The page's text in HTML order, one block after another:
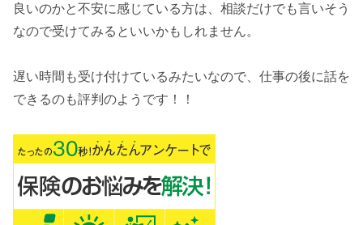
良いのかと不安に感じている方は、相談だけでも言いそう
なので受けてみるといいかもしれません。
遅い時間も受け付けているみたいなので、仕事の後に話を
できるのも評判のようです！！